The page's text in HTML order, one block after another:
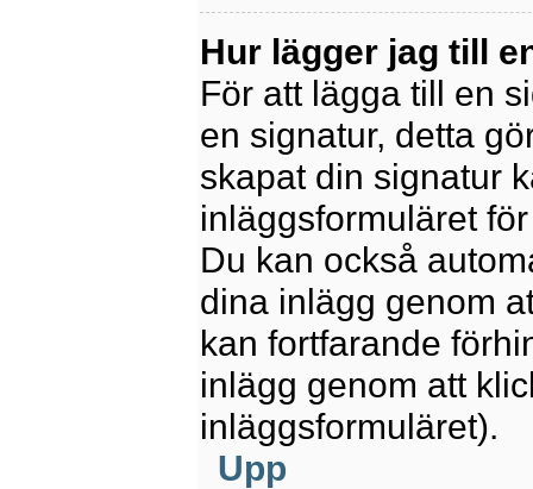
Hur lägger jag till
För att lägga till en
en signatur, detta
skapat din signatur
inläggsformuläret
Du kan också
dina inlägg genom
kan fortfarande
inlägg genom att
inläggsformuläret).
Upp